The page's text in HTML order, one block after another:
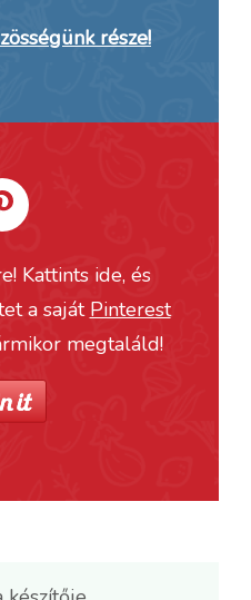
része!
Kattints ide, és
a saját Pinterest
megtaláld!